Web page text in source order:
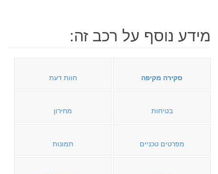
מידע נוסף על רכב זה:
סקירה מקיפה חוות דעת
בטיחות מחירון
מפרטים טכניים תמונות